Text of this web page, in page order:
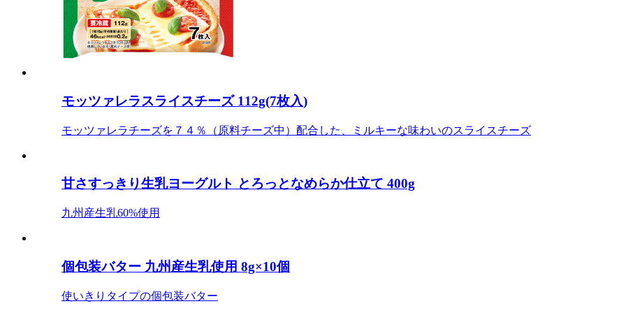
モッツァレラスライスチーズ 112g(7枚入)
モッツァレラチーズを７４％（原料チーズ中）配合した、ミルキーな味わいのスライスチーズ
甘さすっきり生乳ヨーグルト とろっとなめらか仕立て 400g
九州産生乳60%使用
個包装バター 九州産生乳使用 8g×10個
使いきりタイプの個包装バター